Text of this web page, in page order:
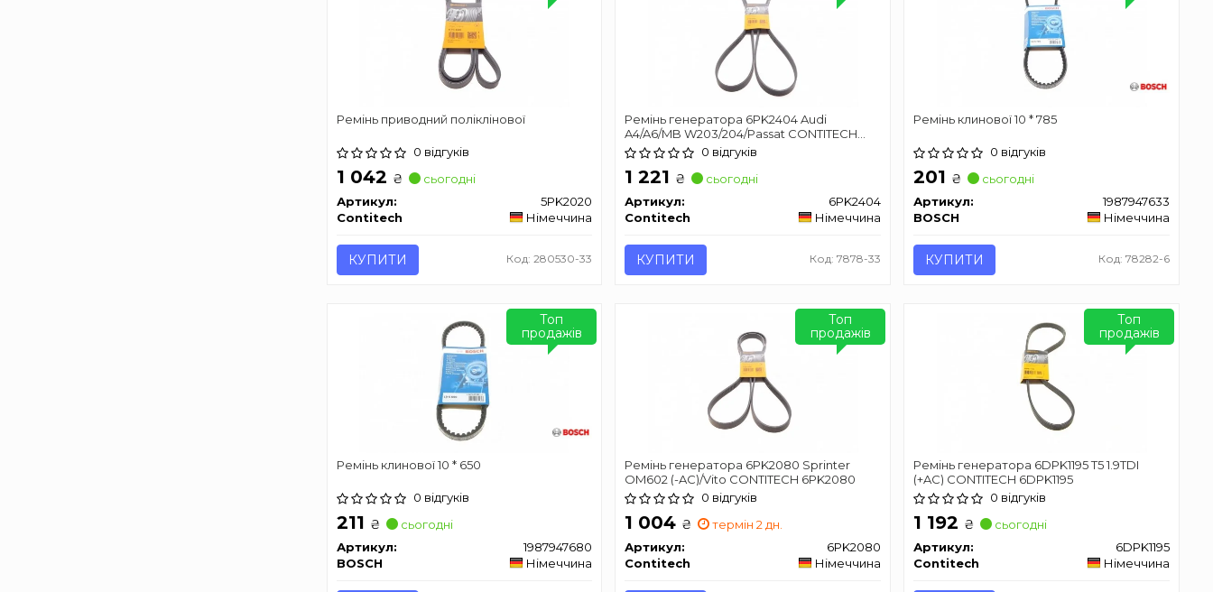
Ремінь приводний поліклінової
0 відгуків
1 042 ₴
сьогодні
Артикул:
5PK2020
Contitech
Німеччина
КУПИТИ Код: 280530-33
Ремінь генератора 6PK2404 Audi
A4/A6/MB W203/204/Passat CONTITECH
6PK2404
0 відгуків
1 221 ₴
сьогодні
Артикул:
6PK2404
Contitech
Німеччина
КУПИТИ Код: 7878-33
Ремінь клинової 10 * 785
0 відгуків
201 ₴
сьогодні
Артикул:
1987947633
BOSCH
Німеччина
КУПИТИ Код: 78282-6
Ремінь клинової 10 * 650
0 відгуків
211 ₴
сьогодні
Артикул:
1987947680
BOSCH
Німеччина
Топ
продажів
Ремінь генератора 6PK2080 Sprinter
OM602 (-AC)/Vito CONTITECH 6PK2080
0 відгуків
1 004 ₴
термін 2 дн.
Артикул:
6PK2080
Contitech
Німеччина
Топ
продажів
Ремінь генератора 6DPK1195 T5 1.9TDI
(+AC) CONTITECH 6DPK1195
0 відгуків
1 192 ₴
сьогодні
Артикул:
6DPK1195
Contitech
Німеччина
Топ
продажів